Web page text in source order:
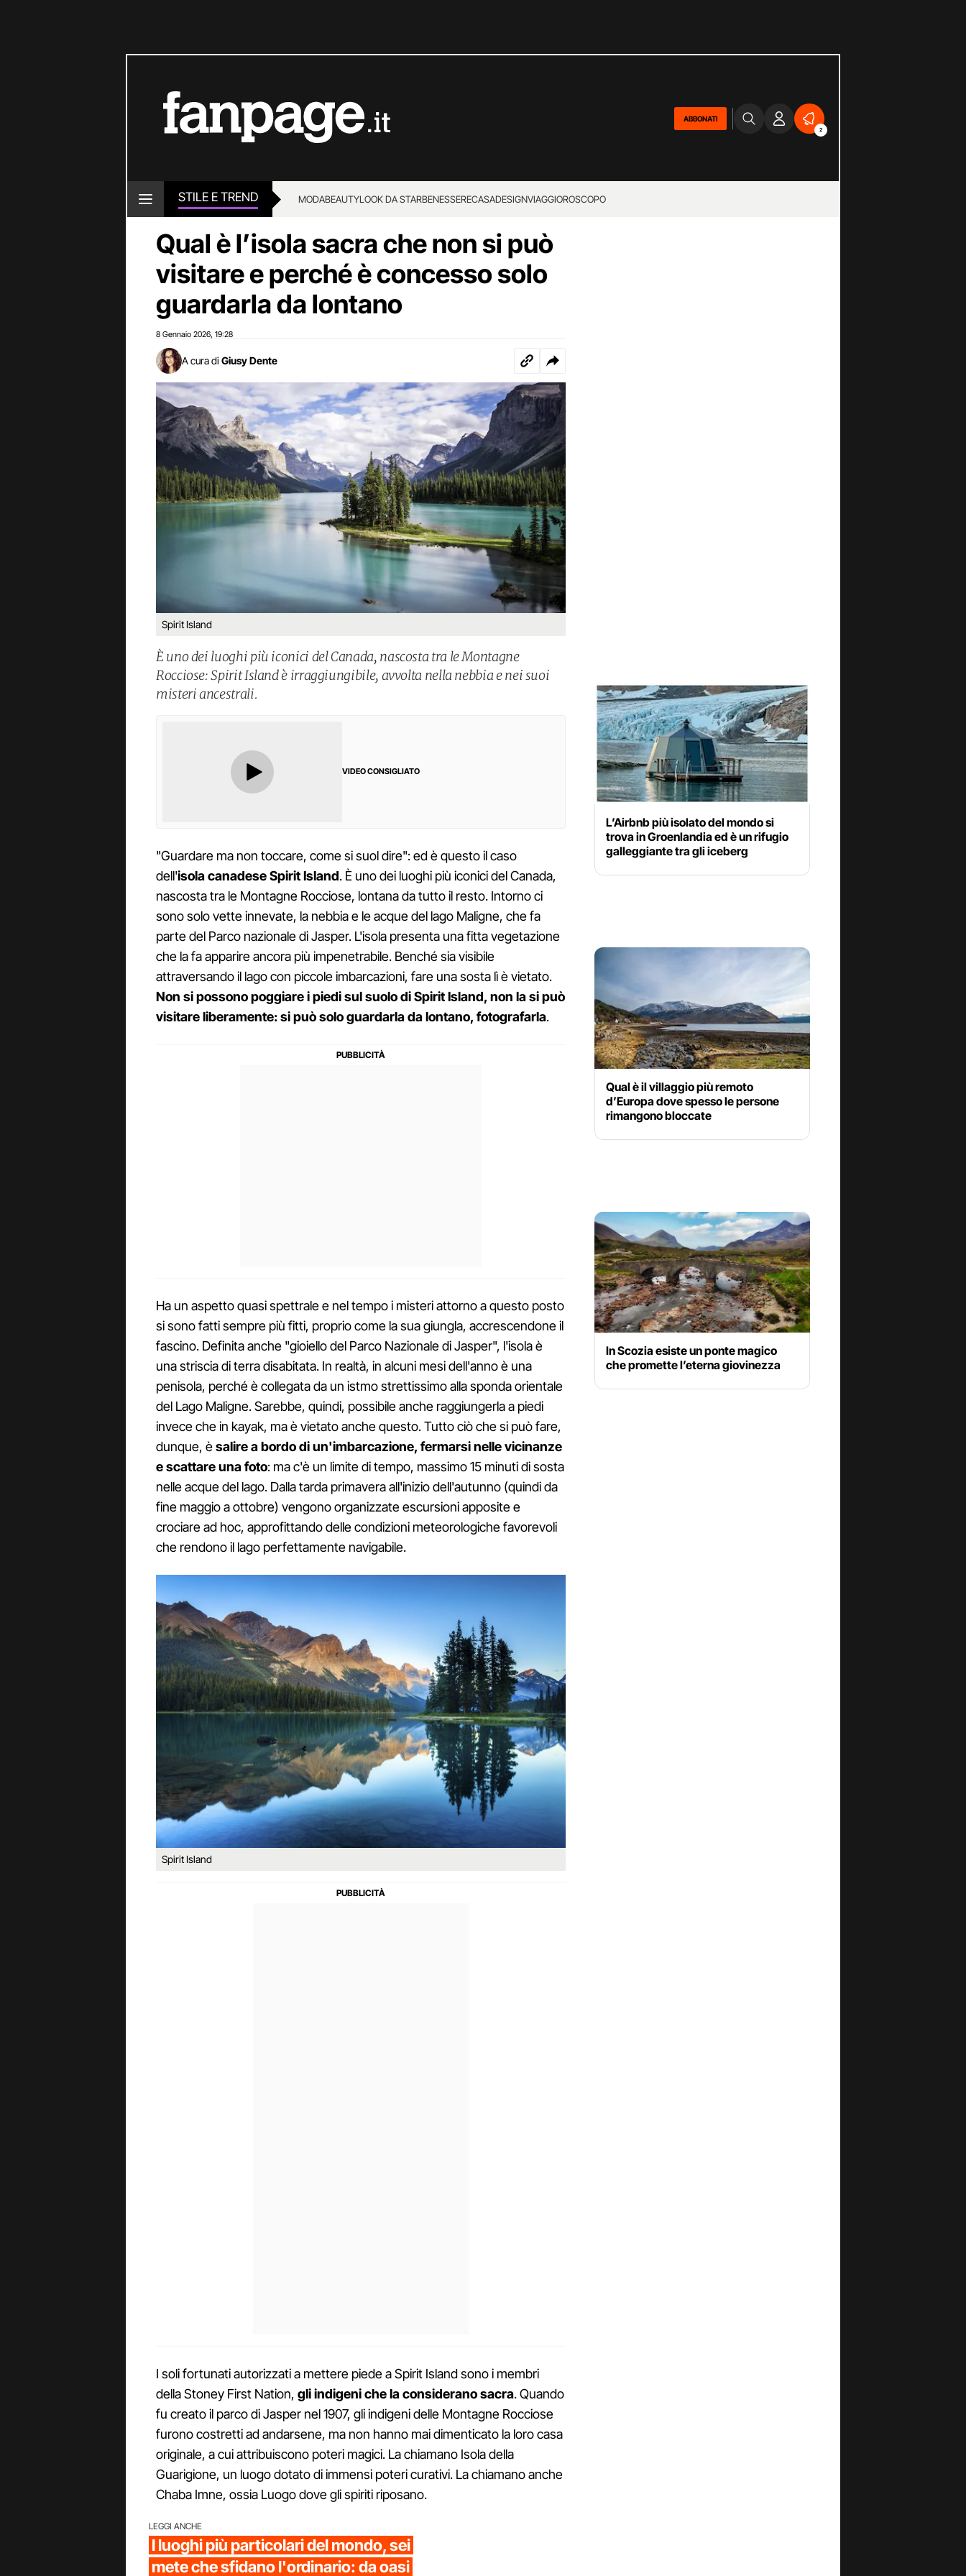
ABBONATI
2
STILE E TREND MODABEAUTYLOOK DA STARBENESSERECASADESIGNVIAGGIOROSCOPO
Qual è l’isola sacra che non si può
visitare e perché è concesso solo
guardarla da lontano
8 Gennaio 2026 19:28
A cura di Giusy Dente
Spirit Island
È uno dei luoghi più iconici del Canada, nascosta tra le Montagne
Rocciose: Spirit Island è irraggiungibile, avvolta nella nebbia e nei suoi
misteri ancestrali.
VIDEO CONSIGLIATO
"Guardare ma non toccare, come si suol dire": ed è questo il caso
dell'isola canadese Spirit Island. È uno dei luoghi più iconici del Canada,
nascosta tra le Montagne Rocciose, lontana da tutto il resto. Intorno ci
sono solo vette innevate, la nebbia e le acque del lago Maligne, che fa
parte del Parco nazionale di Jasper. L'isola presenta una fitta vegetazione
che la fa apparire ancora più impenetrabile. Benché sia visibile
attraversando il lago con piccole imbarcazioni, fare una sosta lì è vietato.
Non si possono poggiare i piedi sul suolo di Spirit Island, non la si può
visitare liberamente: si può solo guardarla da lontano, fotografarla.
Ha un aspetto quasi spettrale e nel tempo i misteri attorno a questo posto
si sono fatti sempre più fitti, proprio come la sua giungla, accrescendone il
fascino. Definita anche "gioiello del Parco Nazionale di Jasper", l'isola è
una striscia di terra disabitata. In realtà, in alcuni mesi dell'anno è una
penisola, perché è collegata da un istmo strettissimo alla sponda orientale
del Lago Maligne. Sarebbe, quindi, possibile anche raggiungerla a piedi
invece che in kayak, ma è vietato anche questo. Tutto ciò che si può fare,
dunque, èsalire a bordo di un'imbarcazione, fermarsi nelle vicinanze
e scattare una foto: ma c'è un limite di tempo, massimo 15 minuti di sosta
nelle acque del lago. Dalla tarda primavera all'inizio dell'autunno (quindi da
fine maggio a ottobre) vengono organizzate escursioni apposite e
crociare ad hoc, approfittando delle condizioni meteorologiche favorevoli
che rendono il lago perfettamente navigabile.
Spirit Island
I soli fortunati autorizzati a mettere piede a Spirit Island sono i membri
della Stoney First Nation, gli indigeni che la considerano sacra. Quando
fu creato il parco di Jasper nel 1907, gli indigeni delle Montagne Rocciose
furono costretti ad andarsene, ma non hanno mai dimenticato la loro casa
originale, a cui attribuiscono poteri magici. La chiamano Isola della
Guarigione, un luogo dotato di immensi poteri curativi. La chiamano anche
Chaba Imne, ossia Luogo dove gli spiriti riposano.
LEGGI ANCHE
I luoghi più particolari del mondo, sei
mete che sfidano l'ordinario: da oasi
L’Airbnb più isolato del mondo si
trova in Groenlandia ed è un rifugio
galleggiante tra gli iceberg
Qual è il villaggio più remoto
d’Europa dove spesso le persone
rimangono bloccate
In Scozia esiste un ponte magico
che promette l’eterna giovinezza